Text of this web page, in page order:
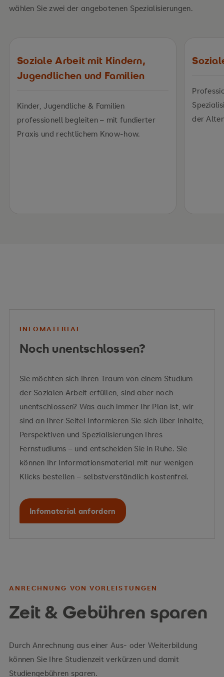
wählen Sie zwei der angebotenen Spezialisierungen.
Soziale Arbeit mit Kindern,
Jugendlichen und Familien
Kinder, Jugendliche & Familien
professionell begleiten – mit fundierter
Praxis und rechtlichem Know-how.
der
INFOMATERIAL
Noch unentschlossen?
Sie möchten sich Ihren Traum von einem Studium
der Sozialen Arbeit erfüllen, sind aber noch
unentschlossen? Was auch immer Ihr Plan ist, wir
sind an Ihrer Seite! Informieren Sie sich über Inhalte,
Perspektiven und Spezialisierungen Ihres
Fernstudiums – und entscheiden Sie in Ruhe. Sie
können Ihr Informationsmaterial mit nur wenigen
Klicks bestellen – selbstverständlich kostenfrei.
Infomaterial anfordern
ANRECHNUNG VON VORLEISTUNGEN
Zeit & Gebühren sparen
Durch Anrechnung aus einer Aus- oder Weiterbildung
können Sie Ihre Studienzeit verkürzen und damit
Studiengebühren sparen.